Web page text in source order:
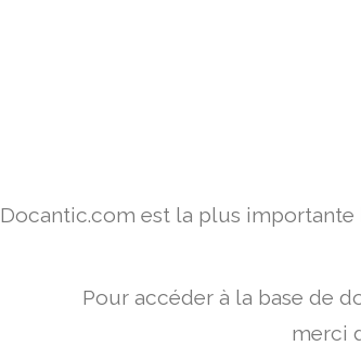
Docantic.com est la plus importante
Pour accéder à la base de
merci